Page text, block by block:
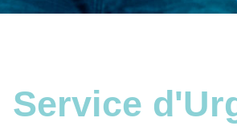
Service